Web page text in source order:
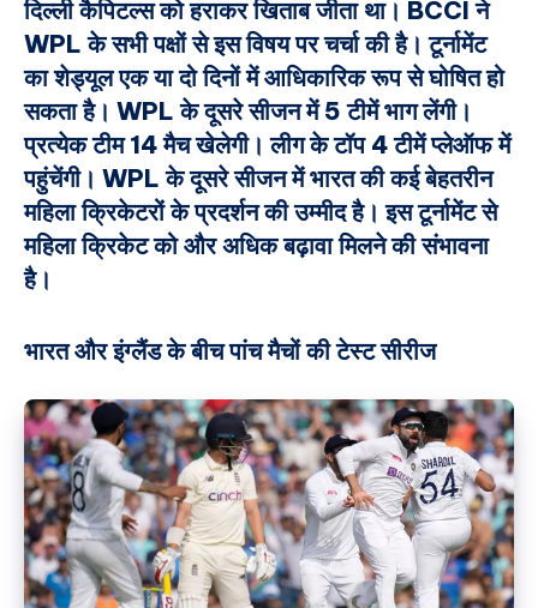
दिल्ली कैपिटल्स को हराकर खिताब जीता था। BCCI ने
WPL के सभी पक्षों से इस विषय पर चर्चा की है। टूर्नामेंट
का शेड्यूल एक या दो दिनों में आधिकारिक रूप से घोषित हो
सकता है। WPL के दूसरे सीजन में 5 टीमें भाग लेंगी।
प्रत्येक टीम 14 मैच खेलेगी। लीग के टॉप 4 टीमें प्लेऑफ में
पहुंचेंगी। WPL के दूसरे सीजन में भारत की कई बेहतरीन
महिला क्रिकेटरों के प्रदर्शन की उम्मीद है। इस टूर्नामेंट से
महिला क्रिकेट को और अधिक बढ़ावा मिलने की संभावना
है।
भारत और इंग्लैंड के बीच पांच मैचों की टेस्ट सीरीज